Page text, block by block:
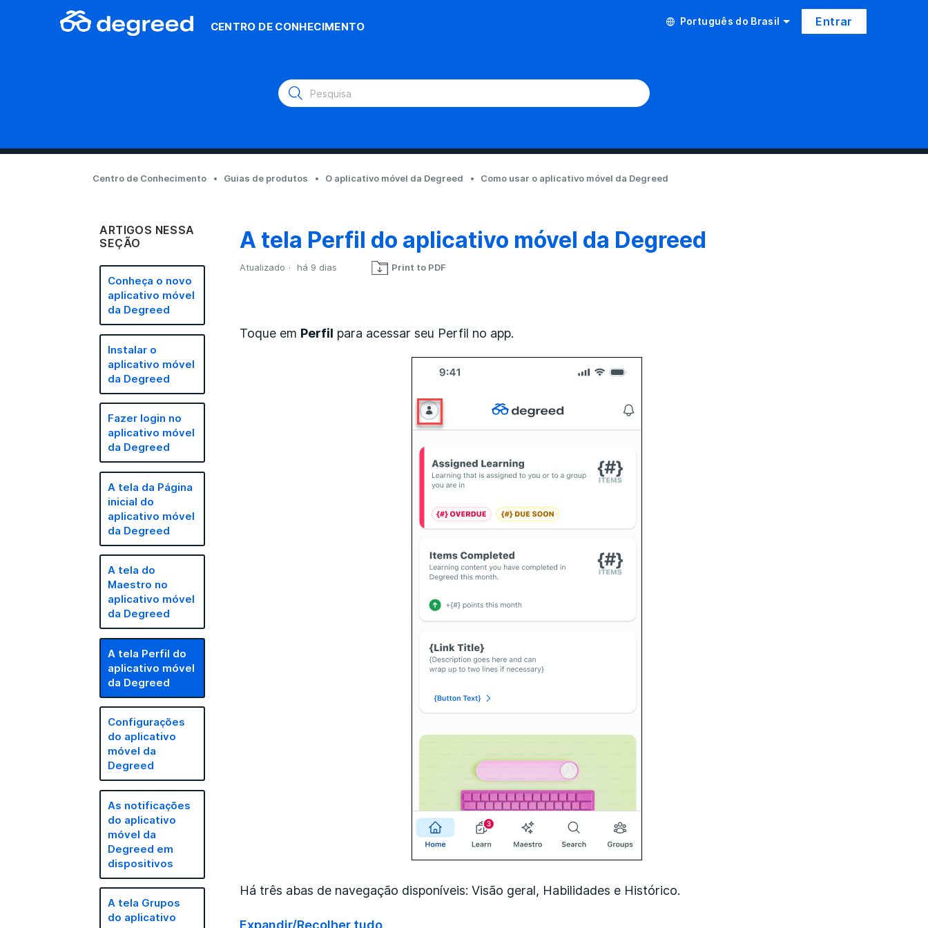
CENTRO DE CONHECIMENTO Português do Brasil Entrar
Centro de Conhecimento Guias de produtos O aplicativo móvel da Degreed Como usar o aplicativo móvel da Degreed
ARTIGOS NESSA
SEÇÃO
Conheça o novo
aplicativo móvel
da Degreed
Instalar o
aplicativo móvel
da Degreed
Fazer login no
aplicativo móvel
da Degreed
A tela da Página
inicial do
aplicativo móvel
da Degreed
A tela do
Maestro no
aplicativo móvel
da Degreed
A tela Perfil do
aplicativo móvel
da Degreed
Configurações
do aplicativo
móvel da
Degreed
As notificações
do aplicativo
móvel da
Degreed em
dispositivos
A tela Grupos
do aplicativo
A tela Perfil do aplicativo móvel da Degreed
Atualizado há 9 dias Print to PDF
Toque em Perfil para acessar seu Perfil no app.
Há três abas de navegação disponíveis: Visão geral, Habilidades e Histórico.
Expandir/Recolher tudo